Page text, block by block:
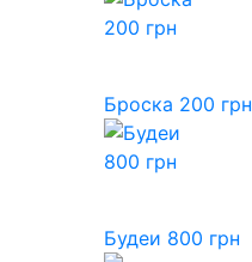
Броска 200 грн
Будеи 800 грн